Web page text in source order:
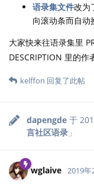
语录集文件改为
向滚动条而自动
大家快来往语录集里
DESCRIPTION 里的作
kelffon 回复了此帖
dapengde 于
言社区语录 」
wglaive 2019年